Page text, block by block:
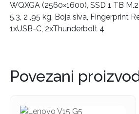
WQXGA (2560×1600), SSD 1 TB
5.3, 2 ,95 kg, Boja siva, Fingerprint
1xUSB-C, 2xThunderbolt 4
Povezani